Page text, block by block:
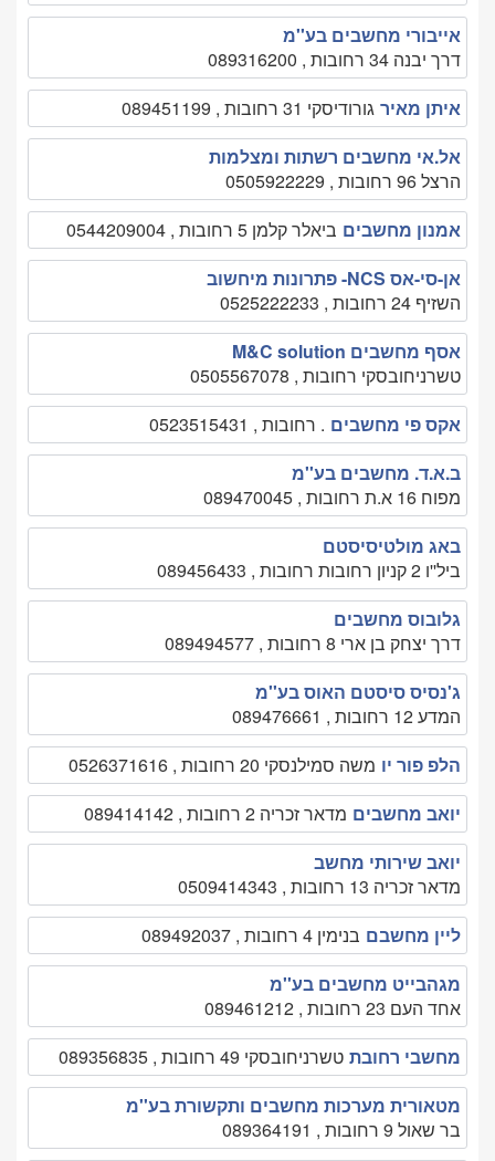
אייבורי מחשבים בע''מ
דרך יבנה 34 רחובות , 089316200
איתן מאיר גורודיסקי 31 רחובות , 089451199
אל.אי מחשבים רשתות ומצלמות
הרצל 96 רחובות , 0505922229
אמנון מחשבים ביאלר קלמן 5 רחובות , 0544209004
אן-סי-אס NCS- פתרונות מיחשוב
השזיף 24 רחובות , 0525222233
אסף מחשבים M&C solution
טשרניחובסקי רחובות , 0505567078
אקס פי מחשבים . רחובות , 0523515431
ב.א.ד. מחשבים בע''מ
מפוח 16 א.ת רחובות , 089470045
באג מולטיסיסטם
ביל''ו 2 קניון רחובות רחובות , 089456433
גלובוס מחשבים
דרך יצחק בן ארי 8 רחובות , 089494577
ג'נסיס סיסטם האוס בע''מ
המדע 12 רחובות , 089476661
הלפ פור יו משה סמילנסקי 20 רחובות , 0526371616
יואב מחשבים מדאר זכריה 2 רחובות , 089414142
יואב שירותי מחשב
מדאר זכריה 13 רחובות , 0509414343
ליין מחשבם בנימין 4 רחובות , 089492037
מגהבייט מחשבים בע''מ
אחד העם 23 רחובות , 089461212
מחשבי רחובת טשרניחובסקי 49 רחובות , 089356835
מטאורית מערכות מחשבים ותקשורת בע''מ
בר שאול 9 רחובות , 089364191